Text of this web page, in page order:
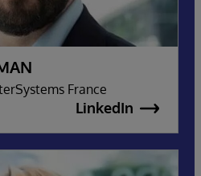
France
LinkedIn